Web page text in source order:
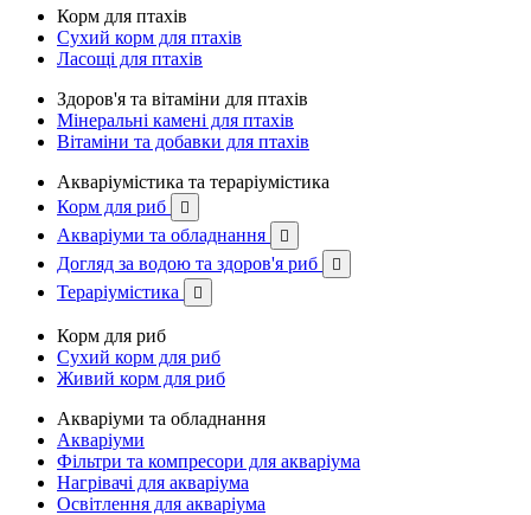
Корм для птахів
Сухий корм для птахів
Ласощі для птахів
Здоров'я та вітаміни для птахів
Мінеральні камені для птахів
Вітаміни та добавки для птахів
Акваріумістика та тераріумістика
Корм для риб

Акваріуми та обладнання 
Догляд за водою та здоров'я риб 
Тераріумістика 
Корм для риб
Сухий корм для риб
Живий корм для риб
Акваріуми та обладнання
Акваріуми
Фільтри та компресори для акваріума
Нагрівачі для акваріума
Освітлення для акваріума